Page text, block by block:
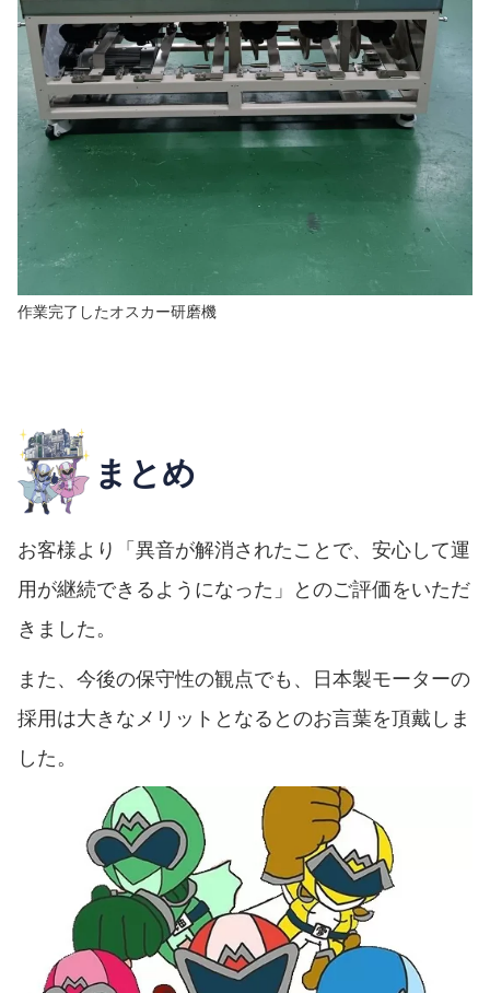
作業完了したオスカー研磨機
まとめ
お客様より「異音が解消されたことで、安心して運
用が継続できるようになった」とのご評価をいただ
きました。
また、今後の保守性の観点でも、日本製モーターの
採用は大きなメリットとなるとのお言葉を頂戴しま
した。